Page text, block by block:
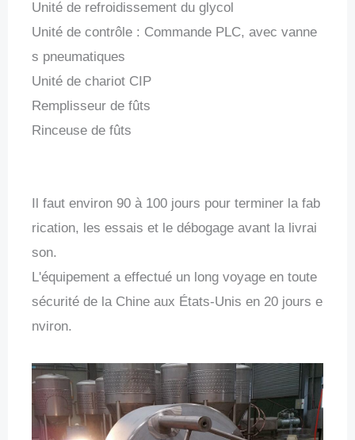
Unité de refroidissement du glycol
Unité de contrôle : Commande PLC, avec vanne
s pneumatiques
Unité de chariot CIP
Remplisseur de fûts
Rinceuse de fûts
Il faut environ 90 à 100 jours pour terminer la fab
rication, les essais et le débogage avant la livrai
son.
L'équipement a effectué un long voyage en toute
sécurité de la Chine aux États-Unis en 20 jours e
nviron.